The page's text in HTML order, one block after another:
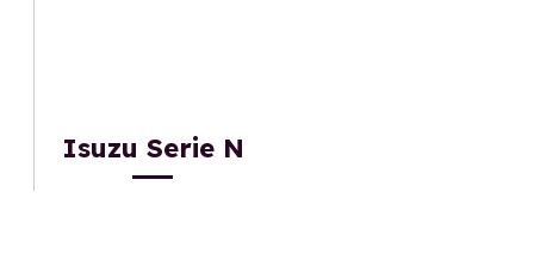
Isuzu Serie N